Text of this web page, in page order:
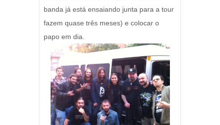
banda já está ensaiando junta para a tour
fazem quase três meses) e colocar o
papo em dia.